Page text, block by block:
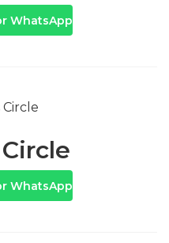
WhatsApp
WhatsApp